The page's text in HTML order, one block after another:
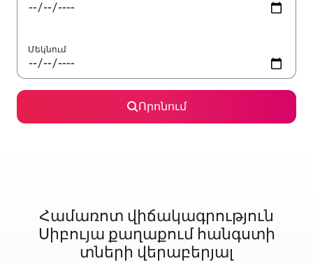
Մեկնում
Որոնում
Համառոտ վիճակագրություն
Սիբույա քաղաքում հանգստի
տների վերաբերյալ